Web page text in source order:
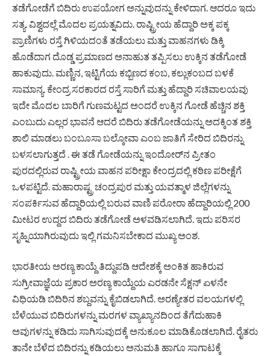
ತಡೆಗೋಡೆಗೆ ಬಿದಿರು ಉಪಯೋಗ ಅನ್ನುವುದನ್ನು ಕೇಳಿದಾಗ. ಆದರೂ ಇದು
ಸತ್ಯ. ವಿಶ್ವದಲ್ಲೆ ಮೊದಲ ಪ್ರಯತ್ನವಿದು. ರಾಷ್ಟ್ರೀಯ ಹೆದ್ದಾರಿ ಅಕ್ಕ ಪಕ್ಕ
ಪ್ರಾಣಿಗಳು ರಸ್ತೆ ಗಿಳಿಯದಂತೆ ತಡೆಯಲು ಮತ್ತು ವಾಹನಗಳು ಡಿಕ್ಕಿ
ಹೊಡೆದಾಗ ದೊಡ್ಡ ಪ್ರಮಾಣದ ಅನಾಹುತ ತಪ್ಪಿಸಲು ‌ಉಕ್ಕಿನ ತಡೆಗೋಡೆ
ಹಾಕುವುದು. ಮಣ್ಣಿನ, ಇಟ್ಟಿಗೆಯ ಕಬ್ಬಿಣದ ಕಂಬ, ಕಲ್ಲುಕಂಬದ ಬಳಕೆ
ಸಾಮಾನ್ಯ. ಕೇಂದ್ರ ಸರಕಾರದ ರಸ್ತೆ ಸಾರಿಗೆ ಮತ್ತು ಹೆದ್ದಾರಿ ಸಚಿವಾಲಯವು
ಇದೇ ಮೊದಲ ಬಾರಿಗೆ ಗುಣಮಟ್ಟದ ಅಂದರೆ ಉಕ್ಕಿನ ಗೋಡೆ ಹೆಚ್ಚಿನ ಶಕ್ತಿ
ಎಂಬುದು ಎಲ್ಲರ ಭಾವನೆ ಆದರೆ ಬಿದಿರು ತಡೆಗೋಡೆಯನ್ನು ಅದಕ್ಕಿಂತ ಶಕ್ತಿ
ಶಾಲಿ ಮಾಡಲು ಬಂಬೂಸಾ ಬಲ್ಕೋವಾ ಎಂಬ ಜಾತಿಗೆ ಸೇರಿದ ಬಿದಿರನ್ನು
ಬಳಸಲಾಗುತ್ತದೆ ‌. ಈ ತಡೆ ಗೋಡೆಯನ್ನು ಇಂದೋರ್‌ನ ಪ್ರೀತಂ
ಪುರದಲ್ಲಿರುವ ರಾಷ್ಟ್ರೀಯ ವಾಹನ ಪರೀಕ್ಷಾ ಕೇಂದ್ರದಲ್ಲಿ ಕಠಿಣ ಪರೀಕ್ಷೆಗೆ
ಒಳಪಟ್ಟಿದೆ. ಮಹಾರಾಷ್ಟ್ರ ಚಂದ್ರಪುರ ಮತ್ತು ಯವತ್ಮಾಳ ಜಿಲ್ಲೆಗಳನ್ನು
ಸಂಪರ್ಕಿಸುವ ಹೆದ್ದಾರಿಯಲ್ಲಿ ಬರುವ ವಾಣಿ ಪರೋರಾ ಹೆದ್ದಾರಿಯಲ್ಲಿ 200
ಮೀಟರ ಉದ್ದದ ಬಿದಿರು ತಡೆಗೋಡೆ ಅಳವಡಿಸಲಾಗಿದೆ. ಇದು ಪರಿಸರ
ಸೃಹ್ನಿಯಾಗಿರುವುದು ಇಲ್ಲಿ ಗಮನಿಸಬೇಕಾದ ಮುಖ್ಯ ಅಂಶ.
ಭಾರತೀಯ ಅರಣ್ಯ ಕಾಯ್ದೆ ತಿದ್ದುಪಡಿ ಆದೇಶಕ್ಕೆ ಅಂಕಿತ ಹಾಕಿರುವ
ಸುಗ್ರೀವಾಜ್ಞೆಯ ಪ್ರಕಾರ ಅರಣ್ಯ ಕಾಯ್ದೆಯ ಎರಡನೇ ಸೆಕ್ಷನ್ ಏಳನೇ
ವಿಧಿಯಡಿ ಬಿದಿರಿನ ಶಬ್ದವನ್ನು ಕೈಬಿಡಲಾಗಿದೆ. ಅರಣ್ಯೇತರ ವಲಯಗಳಲ್ಲಿ
ಬೆಳೆಯುವ ಬಿದಿರುಗಳನ್ನು ಮರಗಳ ವ್ಯಾಖ್ಯಾನದಿಂದ ತೆಗೆದುಹಾಕಿ
ಅವುಗಳನ್ನು ಕಡಿದು ಸಾಗಿಸುವುದಕ್ಕೆ ಅನುಕೂಲ ಮಾಡಿಕೊಡಲಾಗಿದೆ. ರೈತರು
ತಾನೇ ಬೆಳೆದ ಬಿದಿರನ್ನು ಕಡಿಯಲು ಅನುಮತಿ ಹಾಗೂ ಸಾಗಾಟಕ್ಕೆ